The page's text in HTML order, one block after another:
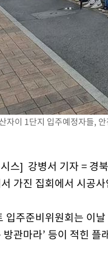
자이 1단지 입주예정자들,
스] 강병서 기자 = 경
가진 집회에서 시공
입주준비위원회는 이
관마라’ 등이 적힌 플